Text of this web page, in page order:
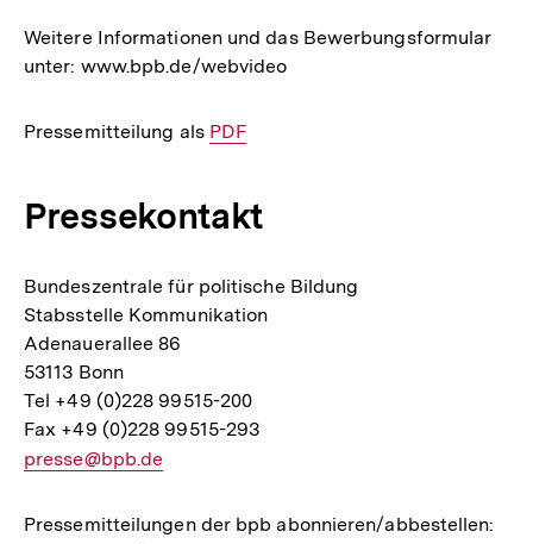
Weitere Informationen und das Bewerbungsformular
unter: www.bpb.de/webvideo
Pressemitteilung als Interner
PDF
Pressekontakt
Bundeszentrale für politische Bildung
Stabsstelle Kommunikation
Adenauerallee 86
53113 Bonn
Tel +49 (0)228 99515-200
Fax +49 (0)228 99515-293
E-
Link:
presse@bpb.de
Pressemitteilungen der bpb abonnieren/abbestellen: